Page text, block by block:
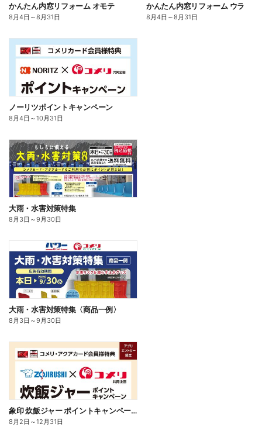
かんたん内窓リフォーム オモテ
8月4日 ～8月31日
かんたん内窓リフォーム ウラ
8月4日 ～8月31日
ノーリツポイントキャンペーン
8月4日 ～10月31日
大雨・水害対策特集
8月3日 ～9月30日
大雨・水害対策特集〈商品一例〉
8月3日 ～9月30日
象印 炊飯ジャー ポイントキャンペーン
8月2日 ～12月31日